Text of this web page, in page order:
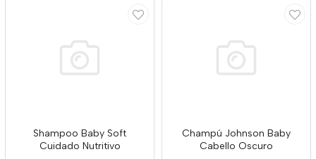
Shampoo Baby Soft
Cuidado Nutritivo
Champú Johnson Baby
Cabello Oscuro